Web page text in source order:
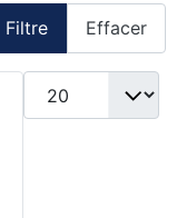
Filtre Effacer
Afficher #